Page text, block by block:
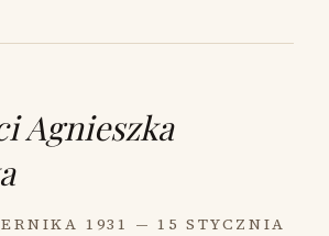
Agnieszka
1931 — 15 STYCZNIA